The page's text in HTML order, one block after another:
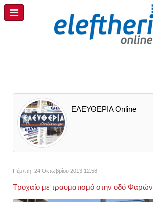
ΕΛΕΥΘΕΡΙΑ Online
Πέμπτη, 24 Οκτωβρίου 2013 12:58
Τροχαίο με τραυματισμό στην οδό Φαρών